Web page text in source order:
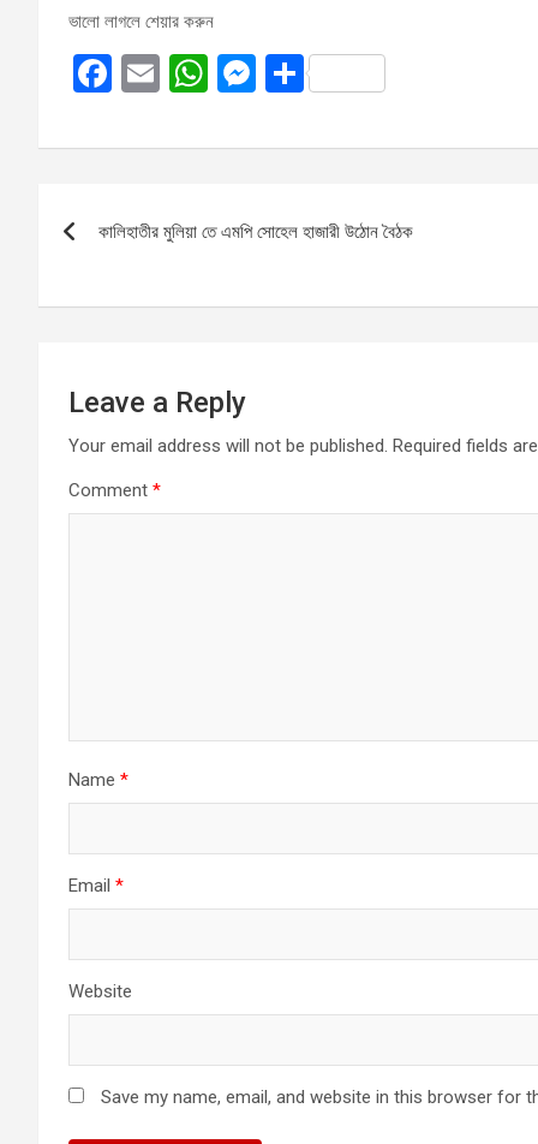
ভালো লাগলে শেয়ার করুন
F
ce
o
k
E
ail
W
at
A
p
M
se
g
S
ar
navigation
কালিহাতীর মুলিয়া তে এমপি সোহেল হাজারী উঠোন বৈঠক
Leave a Reply
Your email address will not be published. Required fields
Comment *
Name *
Email *
Website
Save my name, email, and website in this browser for